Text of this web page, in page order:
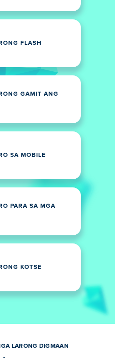
FLASH
GAMIT ANG
SA MOBILE
PARA SA MGA
KOTSE
LARONG DIGMAAN